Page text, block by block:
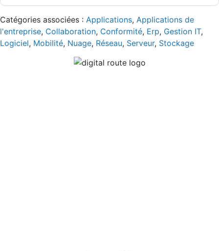
Catégories associées : Applications, Applications de
l'entreprise, Collaboration, Conformité, Erp, Gestion IT,
Logiciel, Mobilité, Nuage, Réseau, Serveur, Stockage